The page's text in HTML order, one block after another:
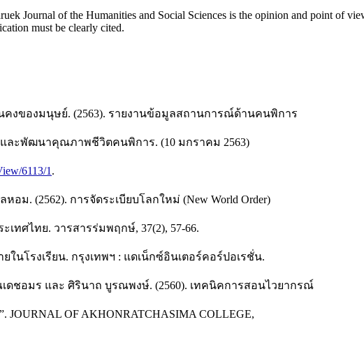
Journal of the Humanities and Social Sciences is the opinion and point of
must be clearly cited.
งของมนุษย์. (2563). รายงานข้อมูลสถานการณ์ด้านคนพิการ
และพัฒนาคุณภาพชีวิตคนพิการ. (10 มกราคม 2563)
6113/1 .
. (2562). การจัดระเบียบโลกใหม่ (New World Order)
ทศไทย. วารสารร่มพฤกษ์, 37(2), 57-66.
ในโรงเรียน. กรุงเทพฯ : แดเน็กซ์อินเตอร์คอร์ปอเรชั่น.
ชอมร และ ศิรินาถ บูรณพงษ์. (2560). เทคนิคการสอนไวยากรณ์
OF AKHONRATCHASIMA COLLEGE,